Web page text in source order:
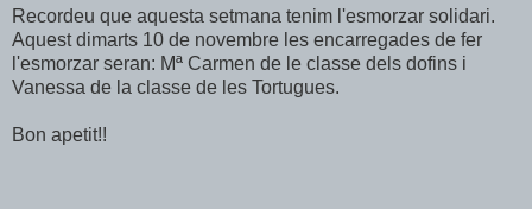
Recordeu que aquesta setmana tenim l'esmorzar solidari.
Aquest dimarts 10 de novembre les encarregades de fer
l'esmorzar seran: Mª Carmen de le classe dels dofins i
Vanessa de la classe de les Tortugues.
Bon apetit!!